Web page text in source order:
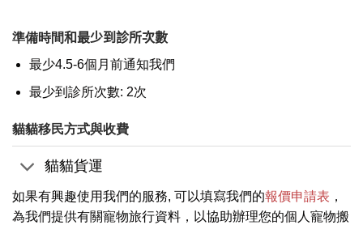
準備時間和最少到診所次數
最少4.5-6個月前通知我們
最少到診所次數: 2次
貓貓移民方式與收費
貓貓貨運
如果有興趣使用我們的服務, 可以填寫我們的報價申請表 ，
為我們提供有關寵物旅行資料，以協助辦理您的個人寵物搬